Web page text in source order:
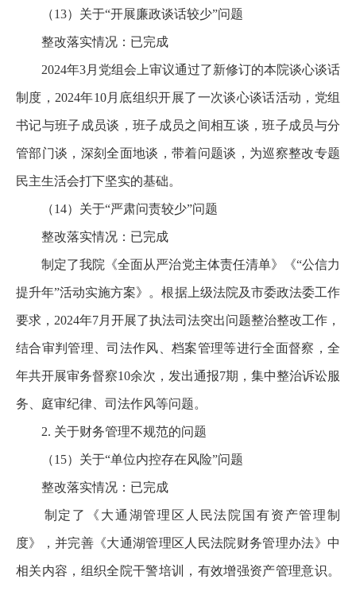
（13）关于“开展廉政谈话较少”问题
整改落实情况：已完成
2024年3月党组会上审议通过了新修订的本院谈心谈话
制度，2024年10月底组织开展了一次谈心谈话活动，党组
书记与班子成员谈，班子成员之间相互谈，班子成员与分
管部门谈，深刻全面地谈，带着问题谈，为巡察整改专题
民主生活会打下坚实的基础。
（14）关于“严肃问责较少”问题
整改落实情况：已完成
制定了我院《全面从严治党主体责任清单》《“公信力
提升年”活动实施方案》。根据上级法院及市委政法委工作
要求，2024年7月开展了执法司法突出问题整治整改工作，
结合审判管理、司法作风、档案管理等进行全面督察，全
年共开展审务督察10余次，发出通报7期，集中整治诉讼服
务、庭审纪律、司法作风等问题。
2. 关于财务管理不规范的问题
（15）关于“单位内控存在风险”问题
整改落实情况：已完成
制定了《大通湖管理区人民法院国有资产管理制
度》，并完善《大通湖管理区人民法院财务管理办法》中
相关内容，组织全院干警培训，有效增强资产管理意识。